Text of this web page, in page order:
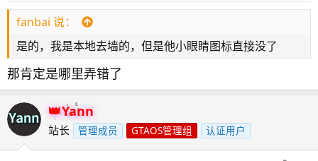
fanbai 说：
是的，我是本地去墙的，但是他小眼睛图标直接没了
那肯定是哪里弄错了
Yann
站长 管理成员 GTAOS管理组 认证用户